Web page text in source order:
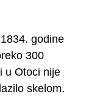
godine
300
u Otoci nije
skelom.